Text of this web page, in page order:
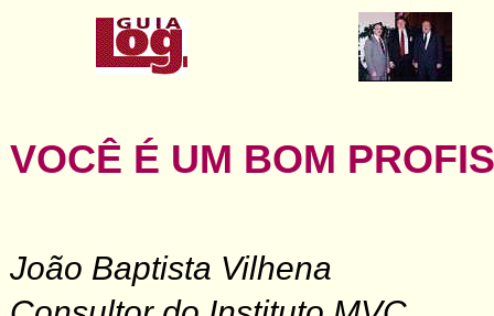
VOCÊ É UM BOM
João Baptista Vilhena